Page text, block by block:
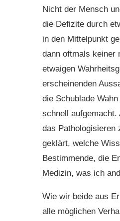
Nicht der Mensch
die Defizite durch
in den Mittelpunkt
dann oftmals keiner
etwaigen
erscheinenden
die Schublade
schnell
das Pathologisieren
geklärt, welche
Bestimmende, die
Medizin, was ich
Wie wir beide aus
alle möglichen